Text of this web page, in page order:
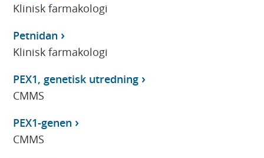
Klinisk farmakologi
Petnidan
Klinisk farmakologi
PEX1, genetisk utredning
CMMS
PEX1-genen
CMMS